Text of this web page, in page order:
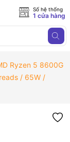
Số hệ thống
1 cửa hàng
Ryzen 5 8600G
/ 65W /